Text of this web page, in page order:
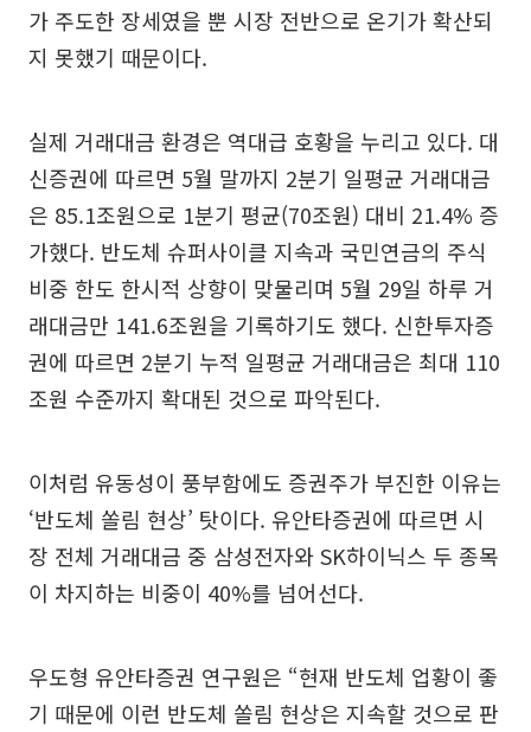
가 주도한 장세였을 뿐 시장 전반으로 온기가 확산되
지 못했기 때문이다.
실제 거래대금 환경은 역대급 호황을 누리고 있다. 대
신증권에 따르면 5월 말까지 2분기 일평균 거래대금
은 85.1조원으로 1분기 평균(70조원) 대비 21.4% 증
가했다. 반도체 슈퍼사이클 지속과 국민연금의 주식
비중 한도 한시적 상향이 맞물리며 5월 29일 하루 거
래대금만 141.6조원을 기록하기도 했다. 신한투자증
권에 따르면 2분기 누적 일평균 거래대금은 최대 110
조원 수준까지 확대된 것으로 파악된다.
이처럼 유동성이 풍부함에도 증권주가 부진한 이유는
‘반도체 쏠림 현상’ 탓이다. 유안타증권에 따르면 시
장 전체 거래대금 중 삼성전자와 SK하이닉스 두 종목
이 차지하는 비중이 40%를 넘어선다.
우도형 유안타증권 연구원은 “현재 반도체 업황이 좋
기 때문에 이런 반도체 쏠림 현상은 지속할 것으로 판